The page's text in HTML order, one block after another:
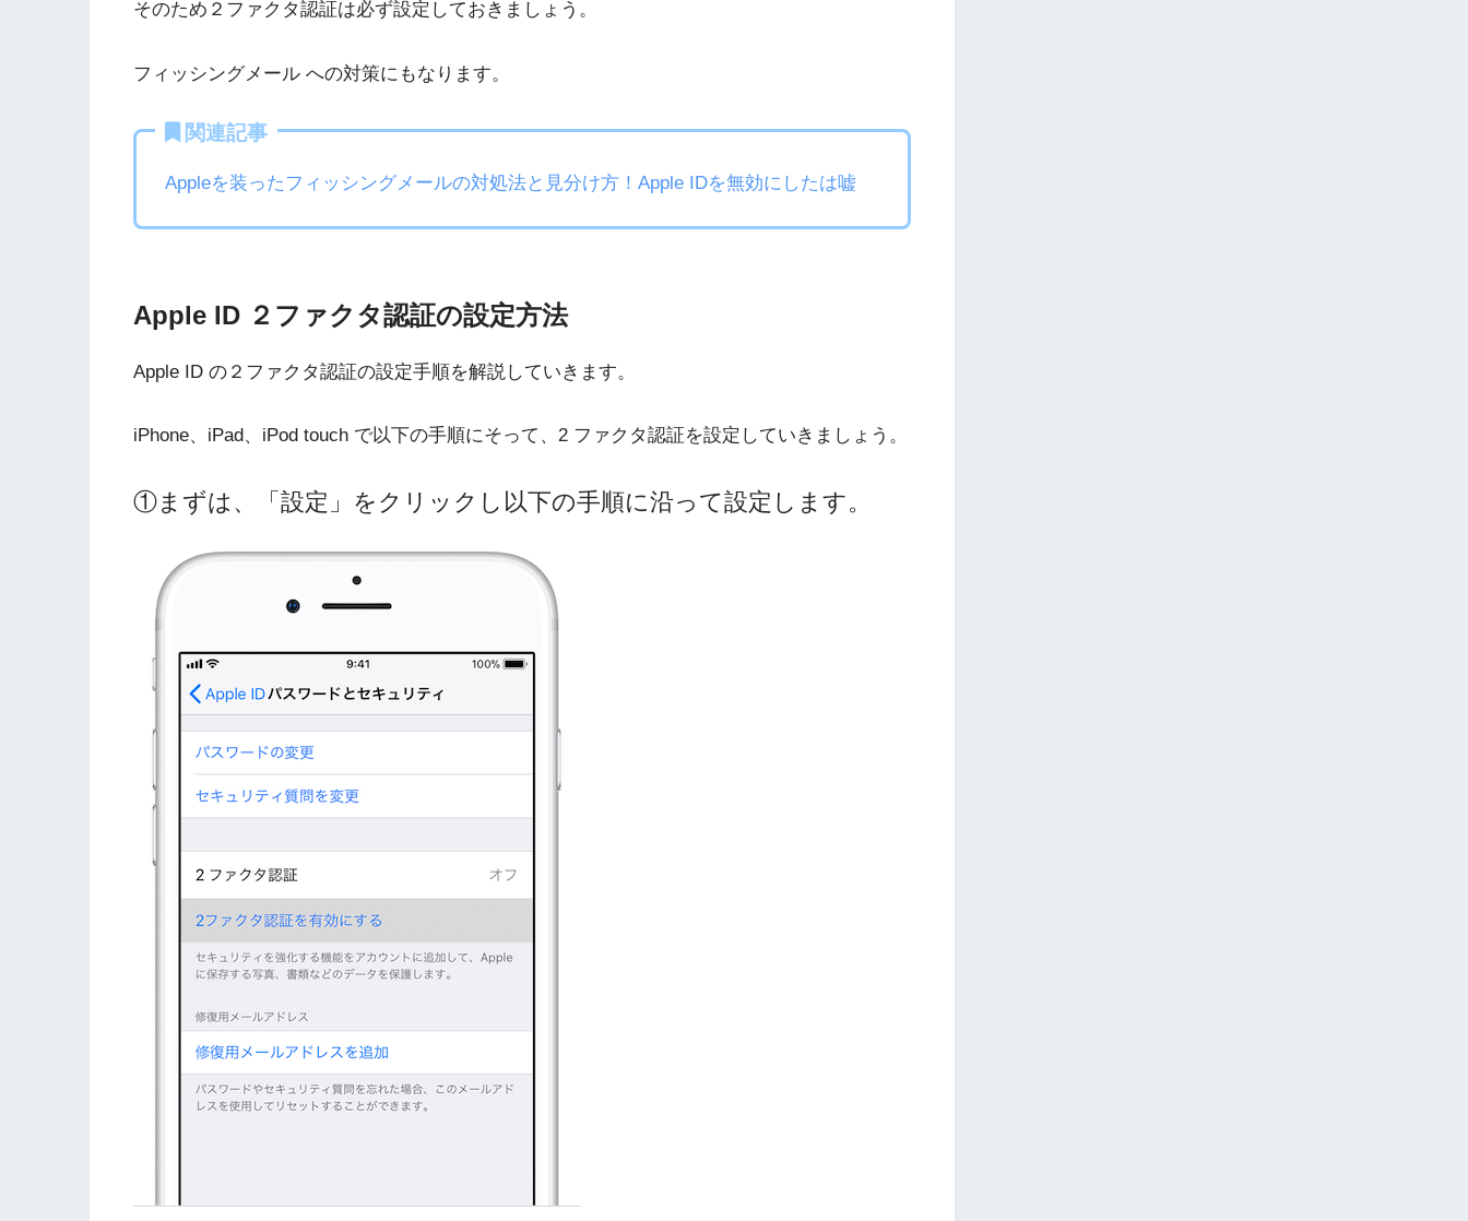
そのため２ファクタ認証は必ず設定しておきましょう。
フィッシングメール への対策にもなります。
関連記事
Appleを装ったフィッシングメールの対処法と見分け方！Apple IDを無効にしたは嘘
Apple ID ２ファクタ認証の設定方法
Apple ID の２ファクタ認証の設定手順を解説していきます。
iPhone、iPad、iPod touch で以下の手順にそって、2 ファクタ認証を設定していきましょう。
①まずは、「設定」をクリックし以下の手順に沿って設定します。